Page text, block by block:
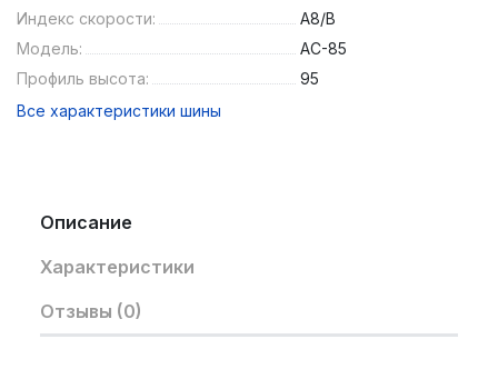
Индекс скорости:
A8/B
Модель:
AC-85
Профиль высота:
95
Все характеристики шины
Описание
Характеристики
Отзывы (0)